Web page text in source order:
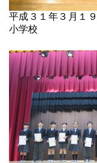
平成３１年３月１
小学校